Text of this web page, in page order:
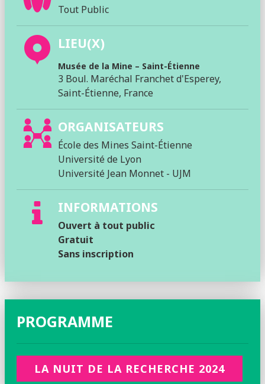
Tout Public
LIEU(X)
Musée de la Mine – Saint-Étienne
3 Boul. Maréchal Franchet d'Esperey,
Saint-Étienne, France
ORGANISATEURS
École des Mines Saint-Étienne
Université de Lyon
Université Jean Monnet - UJM
INFORMATIONS
Ouvert à tout public
Gratuit
Sans inscription
PROGRAMME
LA NUIT DE LA RECHERCHE 2024